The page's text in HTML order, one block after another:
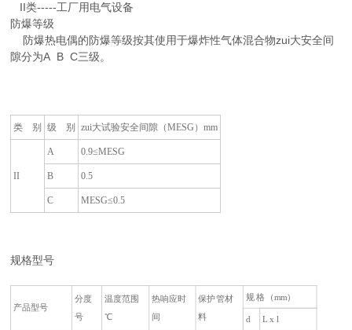
II类-----工厂用电气设备
防爆等级
防爆热电偶的防爆等级按其使用于爆炸性气体混合物zui大安全间
隙分为A B C三级。
类 别 级 别 zui大试验安全间隙（MESG）mm
II
A 0.9≤MESG
B 0.5
C MESG≤0.5
规格型号
产品型号
分度
号
温度范围
℃
热响应时
间
保护管材
料
规 格（mm）
d L x l